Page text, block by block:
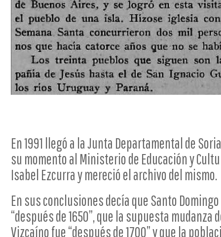
En 1991 llegó a la Junta Departamental de
su momento al Ministerio de Educación y
Isabel Ezcurra y mereció el archivo del mismo.
En sus conclusiones decía que Santo
“después de 1650”, que la supuesta mudanza
Vizcaíno fue “después de 1700” y que la